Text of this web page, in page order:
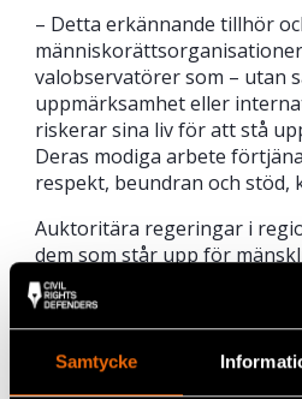
Samtycke
– Detta erkännande tillhör
valobservatörer som – utan
uppmärksamhet eller
riskerar sina liv för att stå
Deras modiga arbete
respekt, beundran och stöd,
Auktoritära regeringar i
dem som står upp för
och demokrati. Aktivister
utsätts för hot, våld och
tvingas i exil. Det finns över
Venezuela. I detta